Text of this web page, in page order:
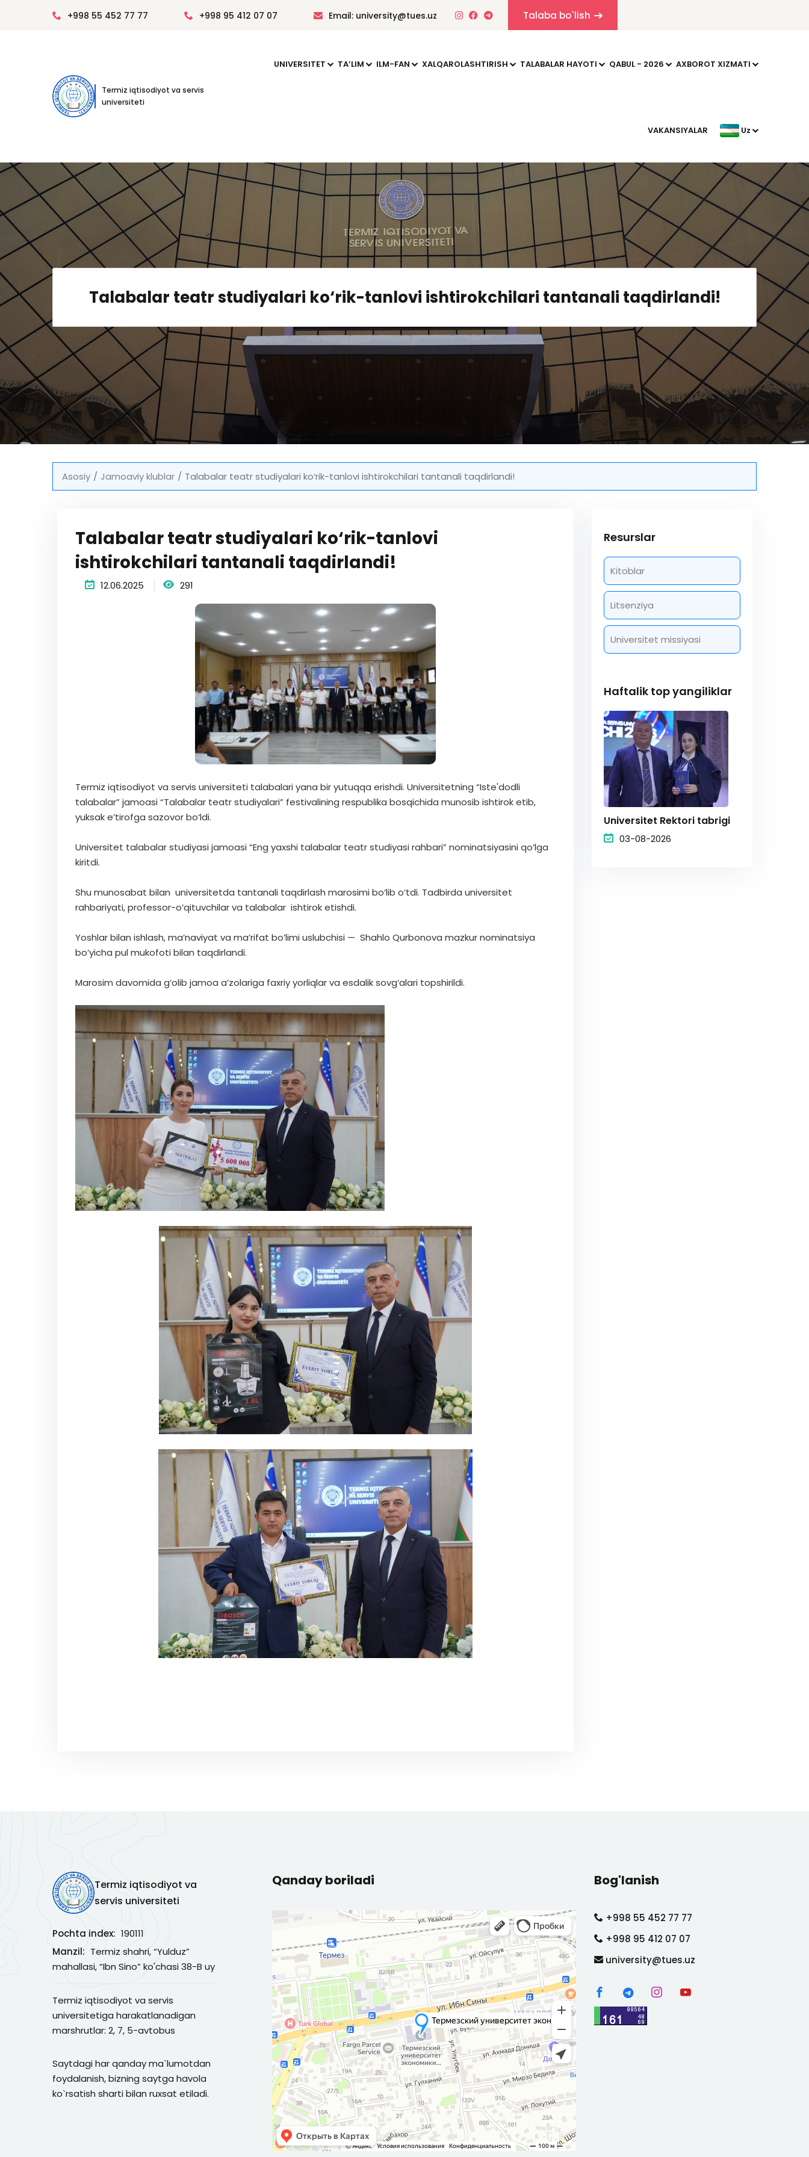
+998 55 452 77 77 +998 95 412 07 07 Email: university@tues.uz Talaba bo`lish
Termiz iqtisodiyot va servis
universiteti
UNIVERSITET TAʼLIM ILM-FAN XALQAROLASHTIRISH TALABALAR HAYOTI QABUL - 2026 AXBOROT XIZMATI
VAKANSIYALAR Uz
Talabalar teatr studiyalari ko‘rik-tanlovi ishtirokchilari tantanali taqdirlandi!
Asosiy Jamoaviy klublar Talabalar teatr studiyalari ko‘rik-tanlovi ishtirokchilari tantanali taqdirlandi!
Talabalar teatr studiyalari ko‘rik-tanlovi
ishtirokchilari tantanali taqdirlandi!
12.06.2025 291
Termiz iqtisodiyot va servis universiteti talabalari yana bir yutuqqa erishdi. Universitetning “Iste'dodli
talabalar” jamoasi “Talabalar teatr studiyalari” festivalining respublika bosqichida munosib ishtirok etib,
yuksak e’tirofga sazovor bo‘ldi.
Universitet talabalar studiyasi jamoasi “Eng yaxshi talabalar teatr studiyasi rahbari” nominatsiyasini qo‘lga
kiritdi.
Shu munosabat bilan universitetda tantanali taqdirlash marosimi bo‘lib o‘tdi. Tadbirda universitet
rahbariyati, professor-o‘qituvchilar va talabalar ishtirok etishdi.
Yoshlar bilan ishlash, ma’naviyat va ma’rifat bo’limi uslubchisi — Shahlo Qurbonova mazkur nominatsiya
bo’yicha pul mukofoti bilan taqdirlandi.
Marosim davomida g‘olib jamoa a’zolariga faxriy yorliqlar va esdalik sovg‘alari topshirildi.
Resurslar
Kitoblar
Litsenziya
Universitet missiyasi
Haftalik top yangiliklar
Universitet Rektori tabrigi
03-08-2026
Termiz iqtisodiyot va
servis universiteti
Pochta index: 190111
Manzil: Termiz shahri, “Yulduz”
mahallasi, “Ibn Sino” ko'chasi 38-B uy
Termiz iqtisodiyot va servis
universitetiga harakatlanadigan
marshrutlar: 2, 7, 5-avtobus
Saytdagi har qanday ma`lumotdan
foydalanish, bizning saytga havola
ko`rsatish sharti bilan ruxsat etiladi.
Qanday boriladi Bog'lanish
+998 55 452 77 77
+998 95 412 07 07
university@tues.uz